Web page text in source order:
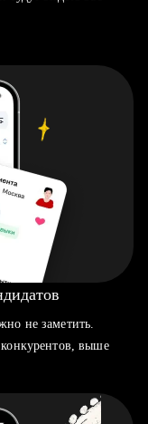
не заметить.
конкурентов, выше